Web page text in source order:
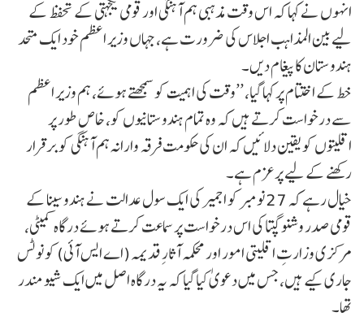
انہوں نے کہا کہ اس وقت مذہبی ہم آہنگی اور قومی یکجہتی کے تحفظ کے
لیے بین المذاہب اجلاس کی ضرورت ہے، جہاں وزیر اعظم خود ایک متحد
ہندوستان کا پیغام دیں۔
خط کے اختتام پر کہا گیا، ’’وقت کی اہمیت کو سمجھتے ہوئے، ہم وزیر اعظم
سے درخواست کرتے ہیں کہ وہ تمام ہندوستانیوں کو، خاص طور پر
اقلیتوں کو یقین دلائیں کہ ان کی حکومت فرقہ وارانہ ہم آہنگی کو برقرار
رکھنے کے لیے پرعزم ہے۔
خیال رہے کہ 27 نومبر کو اجمیر کی ایک سول عدالت نے ہندو سینا کے
قومی صدر وشنو گپتا کی اس درخواست پر سماعت کرتے ہوئے درگاہ کمیٹی،
مرکزی وزارتِ اقلیتی امور اور محکمہ آثارِ قدیمہ (اے ایس آئی) کو نوٹس
جاری کیے ہیں، جس میں دعویٰ کیا گیا کہ یہ درگاہ اصل میں ایک شیو مندر
تھا۔